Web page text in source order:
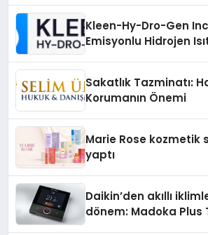
Kleen-Hy-Dro-Gen
Emisyonlu Hidrojen
Sakatlık Tazminatı:
Korumanın Önemi
Marie Rose kozmetik
yaptı
Daikin’den akıllı
dönem: Madoka Plus